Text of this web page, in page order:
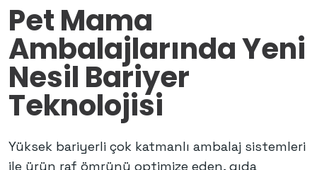
Pet Mama
Ambalajlarında Yeni
Nesil Bariyer
Teknolojisi
Yüksek bariyerli çok katmanlı ambalaj sistemleri
ile ürün raf ömrünü optimize eden, gıda